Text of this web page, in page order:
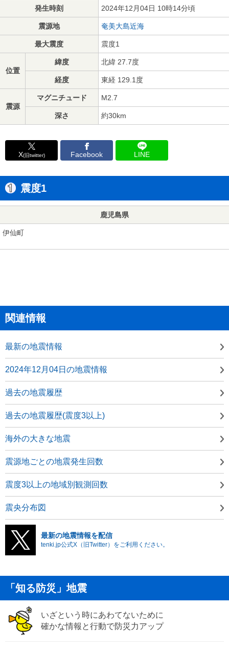
発生時刻 2024年12月04日 10時14分頃
震源地 奄美大島近海
最大震度 震度1
位置
緯度 北緯 27.7度
経度 東経 129.1度
震源
マグニチュード M2.7
深さ 約30km
X(旧twitter) Facebook LINE
震度1
鹿児島県
伊仙町
関連情報
最新の地震情報
2024年12月04日の地震情報
過去の地震履歴
過去の地震履歴(震度3以上)
海外の大きな地震
震源地ごとの地震発生回数
震度3以上の地域別観測回数
震央分布図
最新の地震情報を配信
tenki.jp公式X（旧Twitter）をご利用ください。
「知る防災」地震
いざという時にあわてないために
確かな情報と行動で防災力アップ